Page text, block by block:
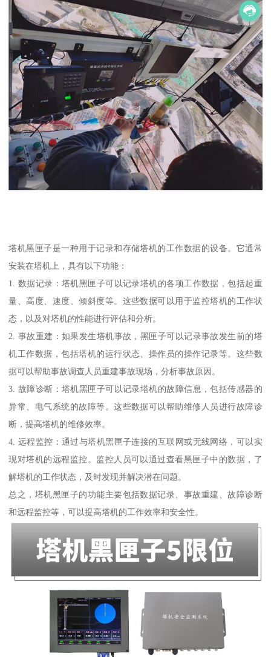
塔机黑匣子是一种用于记录和存储塔机的工作数据的设备。它通常
安装在塔机上，具有以下功能：
1. 数据记录：塔机黑匣子可以记录塔机的各项工作数据，包括起重
量、高度、速度、倾斜度等。这些数据可以用于监控塔机的工作状
态，以及对塔机的性能进行评估和分析。
2. 事故重建：如果发生塔机事故，黑匣子可以记录事故发生前的塔
机工作数据，包括塔机的运行状态、操作员的操作记录等。这些数
据可以帮助事故调查人员重建事故现场，分析事故原因。
3. 故障诊断：塔机黑匣子可以记录塔机的故障信息，包括传感器的
异常、电气系统的故障等。这些数据可以帮助维修人员进行故障诊
断，提高塔机的维修效率。
4. 远程监控：通过与塔机黑匣子连接的互联网或无线网络，可以实
现对塔机的远程监控。监控人员可以通过查看黑匣子中的数据，了
解塔机的工作状态，及时发现并解决潜在问题。
总之，塔机黑匣子的功能主要包括数据记录、事故重建、故障诊断
和远程监控等，可以提高塔机的工作效率和安全性。